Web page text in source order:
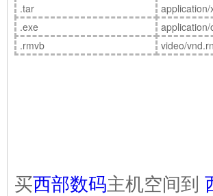
.tar
.exe
.rmvb
video/
买西部数码主机空间到